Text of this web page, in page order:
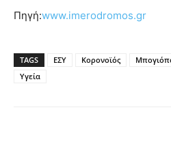
Πηγή:www.imerodromos.gr
TAGS ΕΣΥ Κορονοϊός
Υγεία